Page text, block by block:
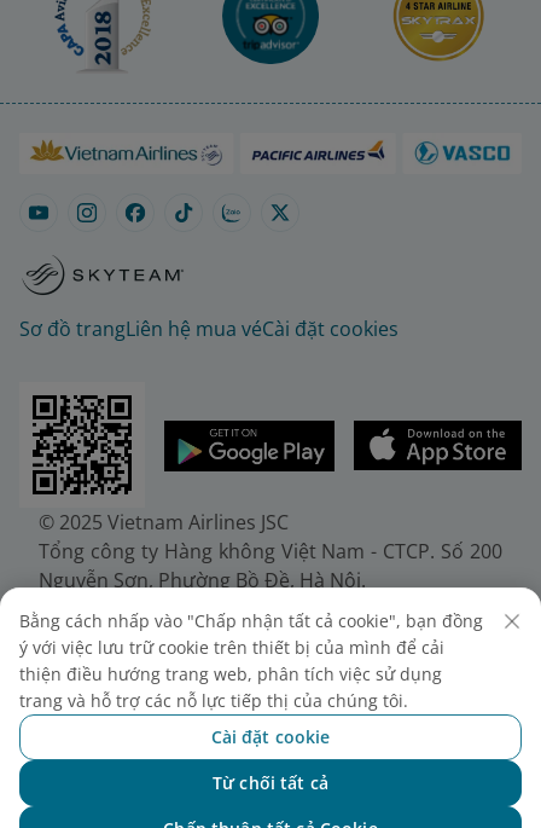
Sơ đồ trangLiên hệ mua véCài đặt cookies
© 2025 Vietnam Airlines JSC
Tổng công ty Hàng không Việt Nam - CTCP. Số 200
Nguyễn Sơn, Phường Bồ Đề, Hà Nội.
Điện thoại: (+84-24) 38272289. Fax: (+84-24)
38722375
Giấy chứng nhận đăng ký doanh nghiệp, mã số
doanh nghiệp 0100107518, đăng ký lần đầu ngày
30/6/2010, đăng ký thay đổi lần thứ 10 ngày
24/7/2025, cấp bởi Sở Tài chính Thành phố Hà Nội.
Bằng cách nhấp vào "Chấp nhận tất cả cookie", bạn đồng
ý với việc lưu trữ cookie trên thiết bị của mình để cải
thiện điều hướng trang web, phân tích việc sử dụng
trang và hỗ trợ các nỗ lực tiếp thị của chúng tôi.
Cài đặt cookie
Từ chối tất cả